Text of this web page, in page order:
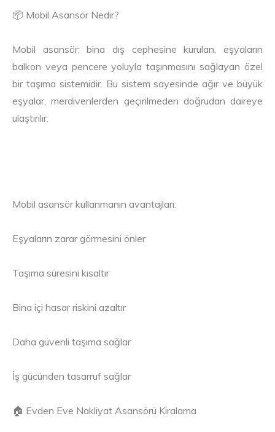
📦 Mobil Asansör Nedir?
Mobil asansör; bina dış cephesine kurulan, eşyaların
balkon veya pencere yoluyla taşınmasını sağlayan özel
bir taşıma sistemidir. Bu sistem sayesinde ağır ve büyük
eşyalar, merdivenlerden geçirilmeden doğrudan daireye
ulaştırılır.
Mobil asansör kullanmanın avantajları:
Eşyaların zarar görmesini önler
Taşıma süresini kısaltır
Bina içi hasar riskini azaltır
Daha güvenli taşıma sağlar
İş gücünden tasarruf sağlar
🏠 Evden Eve Nakliyat Asansörü Kiralama